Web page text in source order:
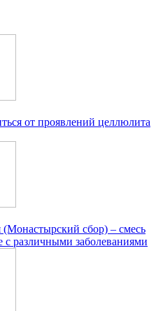
от проявлений целлюлита
(Монастырский сбор) – смесь
с различными заболеваниями